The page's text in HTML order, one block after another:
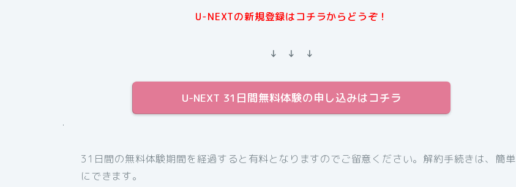
U-NEXTの新規登録はコチラからどうぞ！
↓ ↓ ↓
U-NEXT 31日間無料体験の申し込みはコチラ
.
31日間の無料体験期間を経過すると有料となりますのでご留意ください。解約手続きは、簡単
にできます。